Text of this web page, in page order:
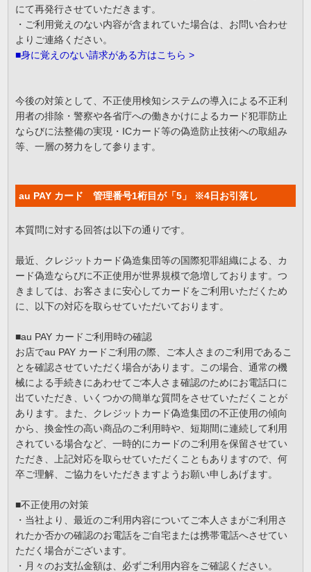
にて再発行させていただきます。
・ご利用覚えのない内容が含まれていた場合は、お問い合わせ
よりご連絡ください。
■身に覚えのない請求がある方はこちら >
今後の対策として、不正使用検知システムの導入による不正利
用者の排除・警察や各省庁への働きかけによるカード犯罪防止
ならびに法整備の実現・ICカード等の偽造防止技術への取組み
等、一層の努力をして参ります。
au PAY カード 管理番号1桁目が「5」 ※4日お引落し
本質問に対する回答は以下の通りです。
最近、クレジットカード偽造集団等の国際犯罪組織による、カ
ード偽造ならびに不正使用が世界規模で急増しております。つ
きましては、お客さまに安心してカードをご利用いただくため
に、以下の対応を取らせていただいております。
■au PAY カードご利用時の確認
お店でau PAY カードご利用の際、ご本人さまのご利用であるこ
とを確認させていただく場合があります。この場合、通常の機
械による手続きにあわせてご本人さま確認のためにお電話口に
出ていただき、いくつかの簡単な質問をさせていただくことが
あります。また、クレジットカード偽造集団の不正使用の傾向
から、換金性の高い商品のご利用時や、短期間に連続して利用
されている場合など、一時的にカードのご利用を保留させてい
ただき、上記対応を取らせていただくこともありますので、何
卒ご理解、ご協力をいただきますようお願い申しあげます。
■不正使用の対策
・当社より、最近のご利用内容についてご本人さまがご利用さ
れたか否かの確認のお電話をご自宅または携帯電話へさせてい
ただく場合がございます。
・月々のお支払金額は、必ずご利用内容をご確認ください。